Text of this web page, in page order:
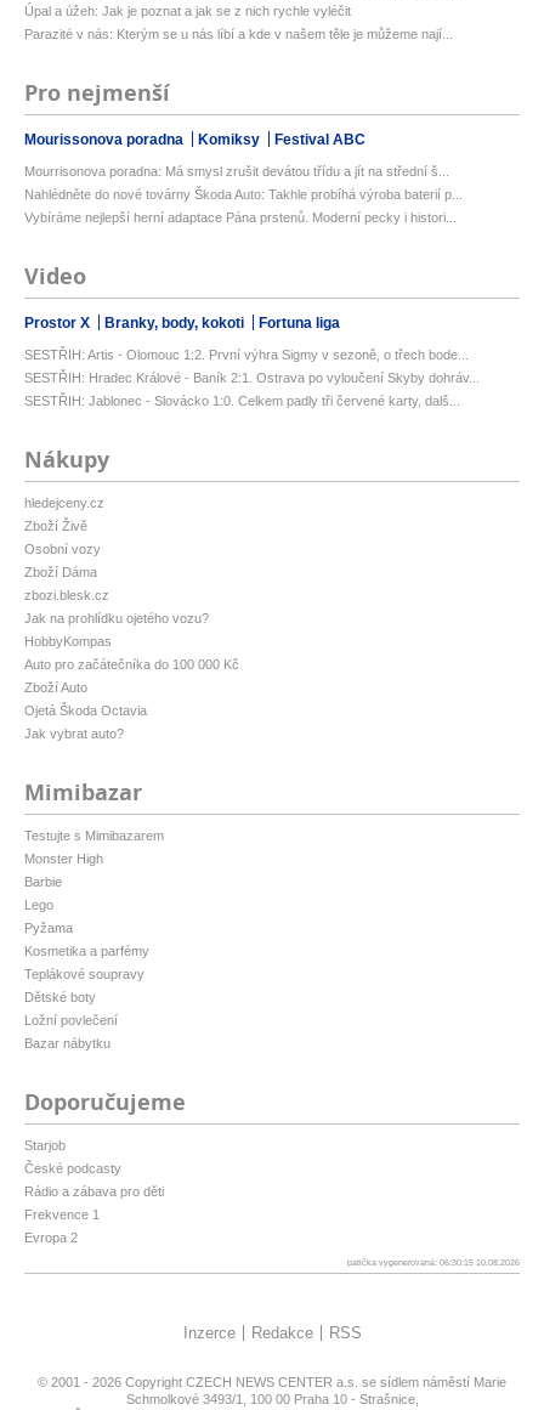
Úpal a úžeh: Jak je poznat a jak se z nich rychle vyléčit
Parazité v nás: Kterým se u nás líbí a kde v našem těle je můžeme nají...
Pro nejmenší
Mourissonova poradna Komiksy Festival ABC
Mourrisonova poradna: Má smysl zrušit devátou třídu a jít na střední š...
Nahlédněte do nové továrny Škoda Auto: Takhle probíhá výroba baterií p...
Vybíráme nejlepší herní adaptace Pána prstenů. Moderní pecky i histori...
Video
Prostor X Branky, body, kokoti Fortuna liga
SESTŘIH: Artis - Olomouc 1:2. První výhra Sigmy v sezoně, o třech bode...
SESTŘIH: Hradec Králové - Baník 2:1. Ostrava po vyloučení Skyby dohráv...
SESTŘIH: Jablonec - Slovácko 1:0. Celkem padly tři červené karty, dalš...
Nákupy
hledejceny.cz
Zboží Živě
Osobní vozy
Zboží Dáma
zbozi.blesk.cz
Jak na prohlídku ojetého vozu?
HobbyKompas
Auto pro začátečníka do 100 000 Kč
Zboží Auto
Ojetá Škoda Octavia
Jak vybrat auto?
Mimibazar
Testujte s Mimibazarem
Monster High
Barbie
Lego
Pyžama
Kosmetika a parfémy
Teplákové soupravy
Dětské boty
Ložní povlečení
Bazar nábytku
Doporučujeme
Starjob
České podcasty
Rádio a zábava pro děti
Frekvence 1
Evropa 2
patička vygenerovaná: 06:30:15 10.08.2026
Inzerce Redakce RSS
© 2001 - 2026 Copyright CZECH NEWS CENTER a.s. se sídlem náměstí Marie
Schmolkové 3493/1, 100 00 Praha 10 - Strašnice,